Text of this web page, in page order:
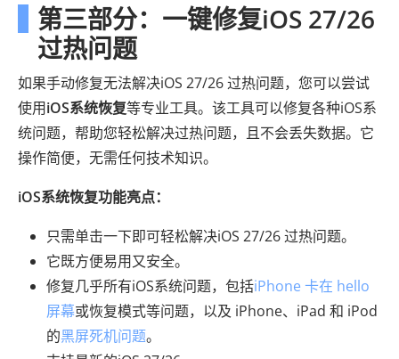
第三部分：一键修复iOS 27/26
过热问题
如果手动修复无法解决iOS 27/26 过热问题，您可以尝试
使用iOS系统恢复等专业工具。该工具可以修复各种iOS系
统问题，帮助您轻松解决过热问题，且不会丢失数据。它
操作简便，无需任何技术知识。
iOS系统恢复功能亮点：
只需单击一下即可轻松解决iOS 27/26 过热问题。
它既方便易用又安全。
修复几乎所有iOS系统问题，包括iPhone 卡在 hello
屏幕或恢复模式等问题，以及 iPhone、iPad 和 iPod
的黑屏死机问题。